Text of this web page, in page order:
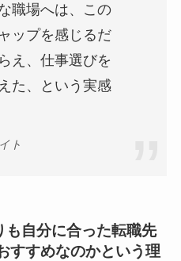
職場へは、この
ップを感じるだ
え、仕事選びを
た、という実感
ト
も自分に合った転職先
すすめなのかという理